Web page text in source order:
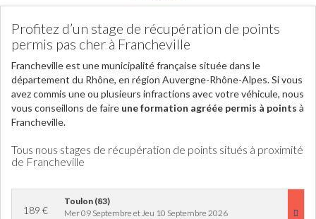
Profitez d’un stage de récupération de points
permis pas cher à Francheville
Francheville est une municipalité française située dans le
département du Rhône, en région Auvergne-Rhône-Alpes. Si vous
avez commis une ou plusieurs infractions avec votre véhicule, nous
vous conseillons de faire une formation agréée permis à points à
Francheville.
Tous nous stages de récupération de points situés à proximité
de Francheville
189 €
Toulon (83)
Mer 09 Septembre et Jeu 10 Septembre 2026